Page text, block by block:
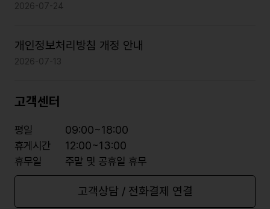
2026-07-24
개인정보처리방침 개정 안내
2026-07-13
고객센터
평일
09:00~18:00
휴게시간
12:00~13:00
휴무일
주말 및 공휴일 휴무
고객상담 / 전화결제 연결